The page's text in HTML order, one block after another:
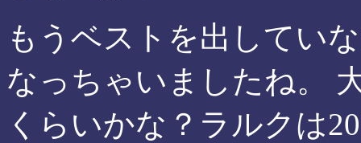
もうベストを出してい
なっちゃいましたね。
くらいかな？ラルクは